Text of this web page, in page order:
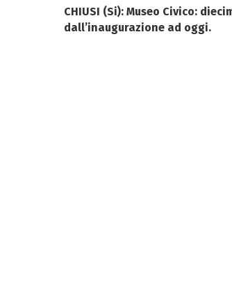
CHIUSI (Si): Museo Civico:
dall’inaugurazione ad oggi.